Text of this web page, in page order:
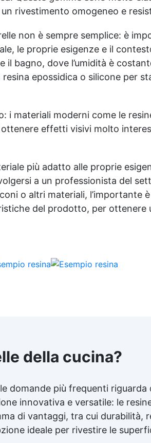
a questo
rivestimento omogeneo e
non è sempre semplice: è
le proprie esigenze e il
il bagno, dove l’umidità è
epossidica o silicone per
i materiali moderni come le
effetti visivi molto
più adatto alle proprie
a un professionista del
o altri materiali, l’importante
del prodotto, per ottenere
della cucina?
domande più frequenti riguarda
innovativa e versatile: le
di vantaggi, tra cui durabilità,
ideale per rivestire le